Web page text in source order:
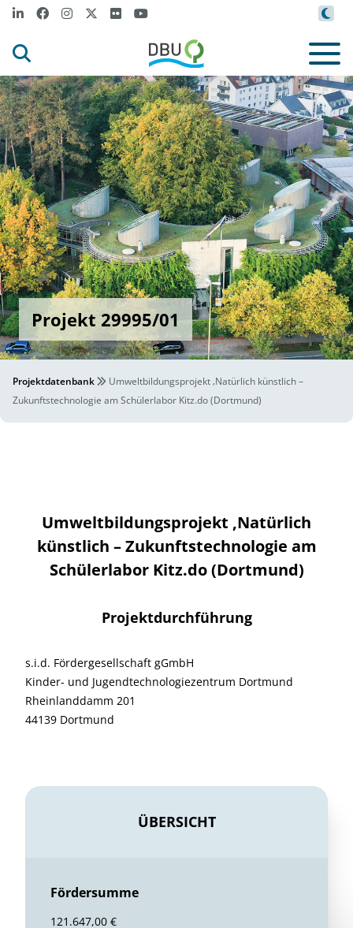
Projekt 29995/01
Projektdatenbank
Umweltbildungsprojekt ‚Natürlich künstlich –
Zukunftstechnologie am Schülerlabor Kitz.do (Dortmund)
Umweltbildungsprojekt ‚Natürlich
künstlich – Zukunftstechnologie am
Schülerlabor Kitz.do (Dortmund)
Projektdurchführung
s.i.d. Fördergesellschaft gGmbH
Kinder- und Jugendtechnologiezentrum Dortmund
Rheinlanddamm 201
44139 Dortmund
ÜBERSICHT
Fördersumme
121.647,00 €